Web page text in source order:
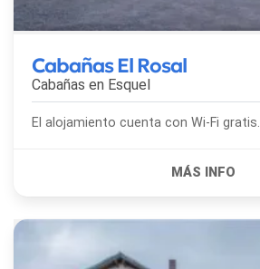
Cabañas El Rosal
Cabañas en Esquel
El alojamiento cuenta con Wi-Fi gratis.